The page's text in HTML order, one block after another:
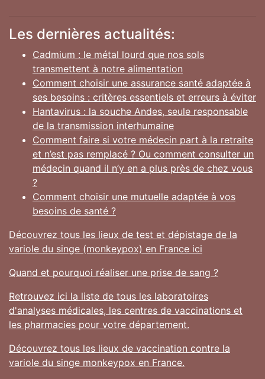
Les dernières actualités:
Cadmium : le métal lourd que nos sols
transmettent à notre alimentation
Comment choisir une assurance santé adaptée à
ses besoins : critères essentiels et erreurs à éviter
Hantavirus : la souche Andes, seule responsable
de la transmission interhumaine
Comment faire si votre médecin part à la retraite
et n’est pas remplacé ? Ou comment consulter un
médecin quand il n’y en a plus près de chez vous
?
Comment choisir une mutuelle adaptée à vos
besoins de santé ?
Découvrez tous les lieux de test et dépistage de la
variole du singe (monkeypox) en France ici
Quand et pourquoi réaliser une prise de sang ?
Retrouvez ici la liste de tous les laboratoires
d'analyses médicales, les centres de vaccinations et
les pharmacies pour votre département.
Découvrez tous les lieux de vaccination contre la
variole du singe monkeypox en France.